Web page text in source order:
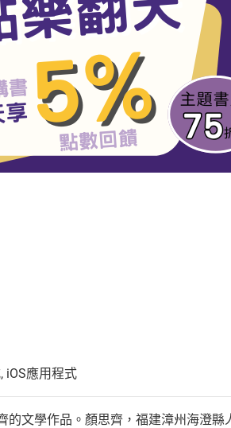
iOS應用程式
的文學作品。顏思齊，福建漳州海澄